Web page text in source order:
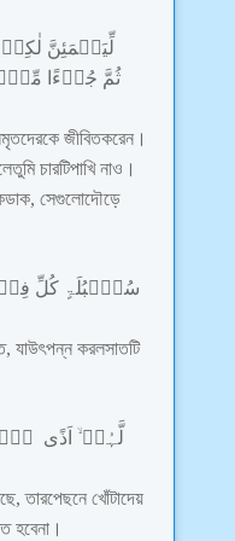
لٰکِنۡ لِّیَطۡمَئِنَّ
جُزۡءًا ثُمَّ
মৃতদেরকে জীবিতকরেন ।
তুমি চারটিপাখি নাও ।
ডাক, সেগুলোদৌড়ে
فِیۡ کُلِّ سُنۡۢبُلَۃٍ
, যাউৎপন্ন করলসাতটি
اَذًی
لَّہُمۡ
,তারপেছনে খোঁটাদেয়
হবেনা ।